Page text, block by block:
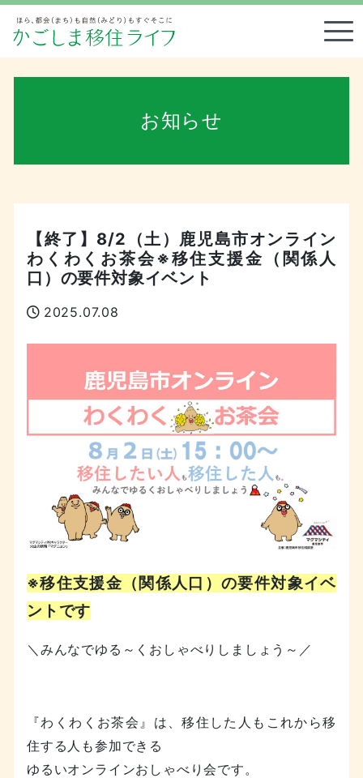
お知らせ
【終了】8/2（土）鹿児島市オンライン
わくわくお茶会※移住支援金（関係人
口）の要件対象イベント
2025.07.08
※移住支援金（関係人口）の要件対象イベ
ントです
＼みんなでゆる～くおしゃべりしましょう～／
『わくわくお茶会』は、移住した人もこれから移
住する人も参加できる
ゆるいオンラインおしゃべり会です。